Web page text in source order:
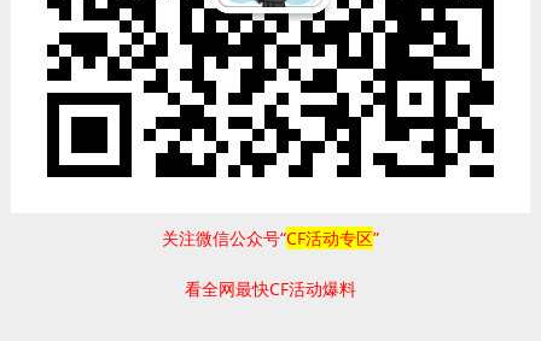
关注微信公众号“CF活动专区”
看全网最快CF活动爆料